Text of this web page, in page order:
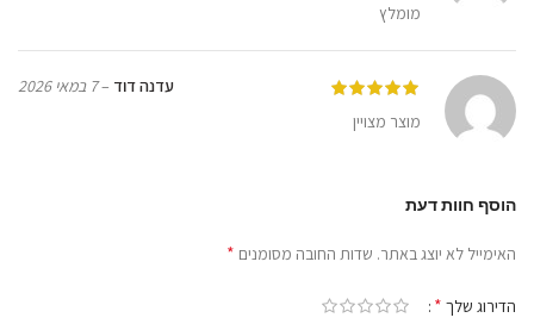
מומלץ
עדנה דוד –7 במאי 2026
מוצר מצויין
הוסף חוות דעת
האימייל לא יוצג באתר. שדות החובה מסומנים *
הדירוג שלך *